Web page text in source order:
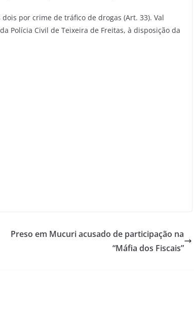
por crime de tráfico de drogas (Art. 33). Val
Polícia Civil de Teixeira de Freitas, à disposição da
Preso em Mucuri acusado de participação na
“Máfia dos Fiscais”